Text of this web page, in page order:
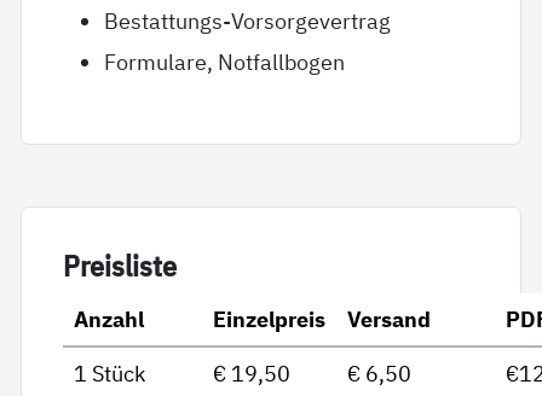
Bestattungs-Vorsorgevertrag
Formulare, Notfallbogen
Preis­lis­te
Anzahl Einzelpreis Versand
1 Stück
€ 19,50 € 6,50